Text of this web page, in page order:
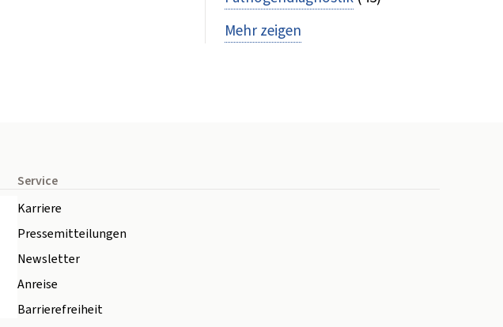
Mehr zeigen
Service
Karriere
Pressemitteilungen
Newsletter
Anreise
Barrierefreiheit